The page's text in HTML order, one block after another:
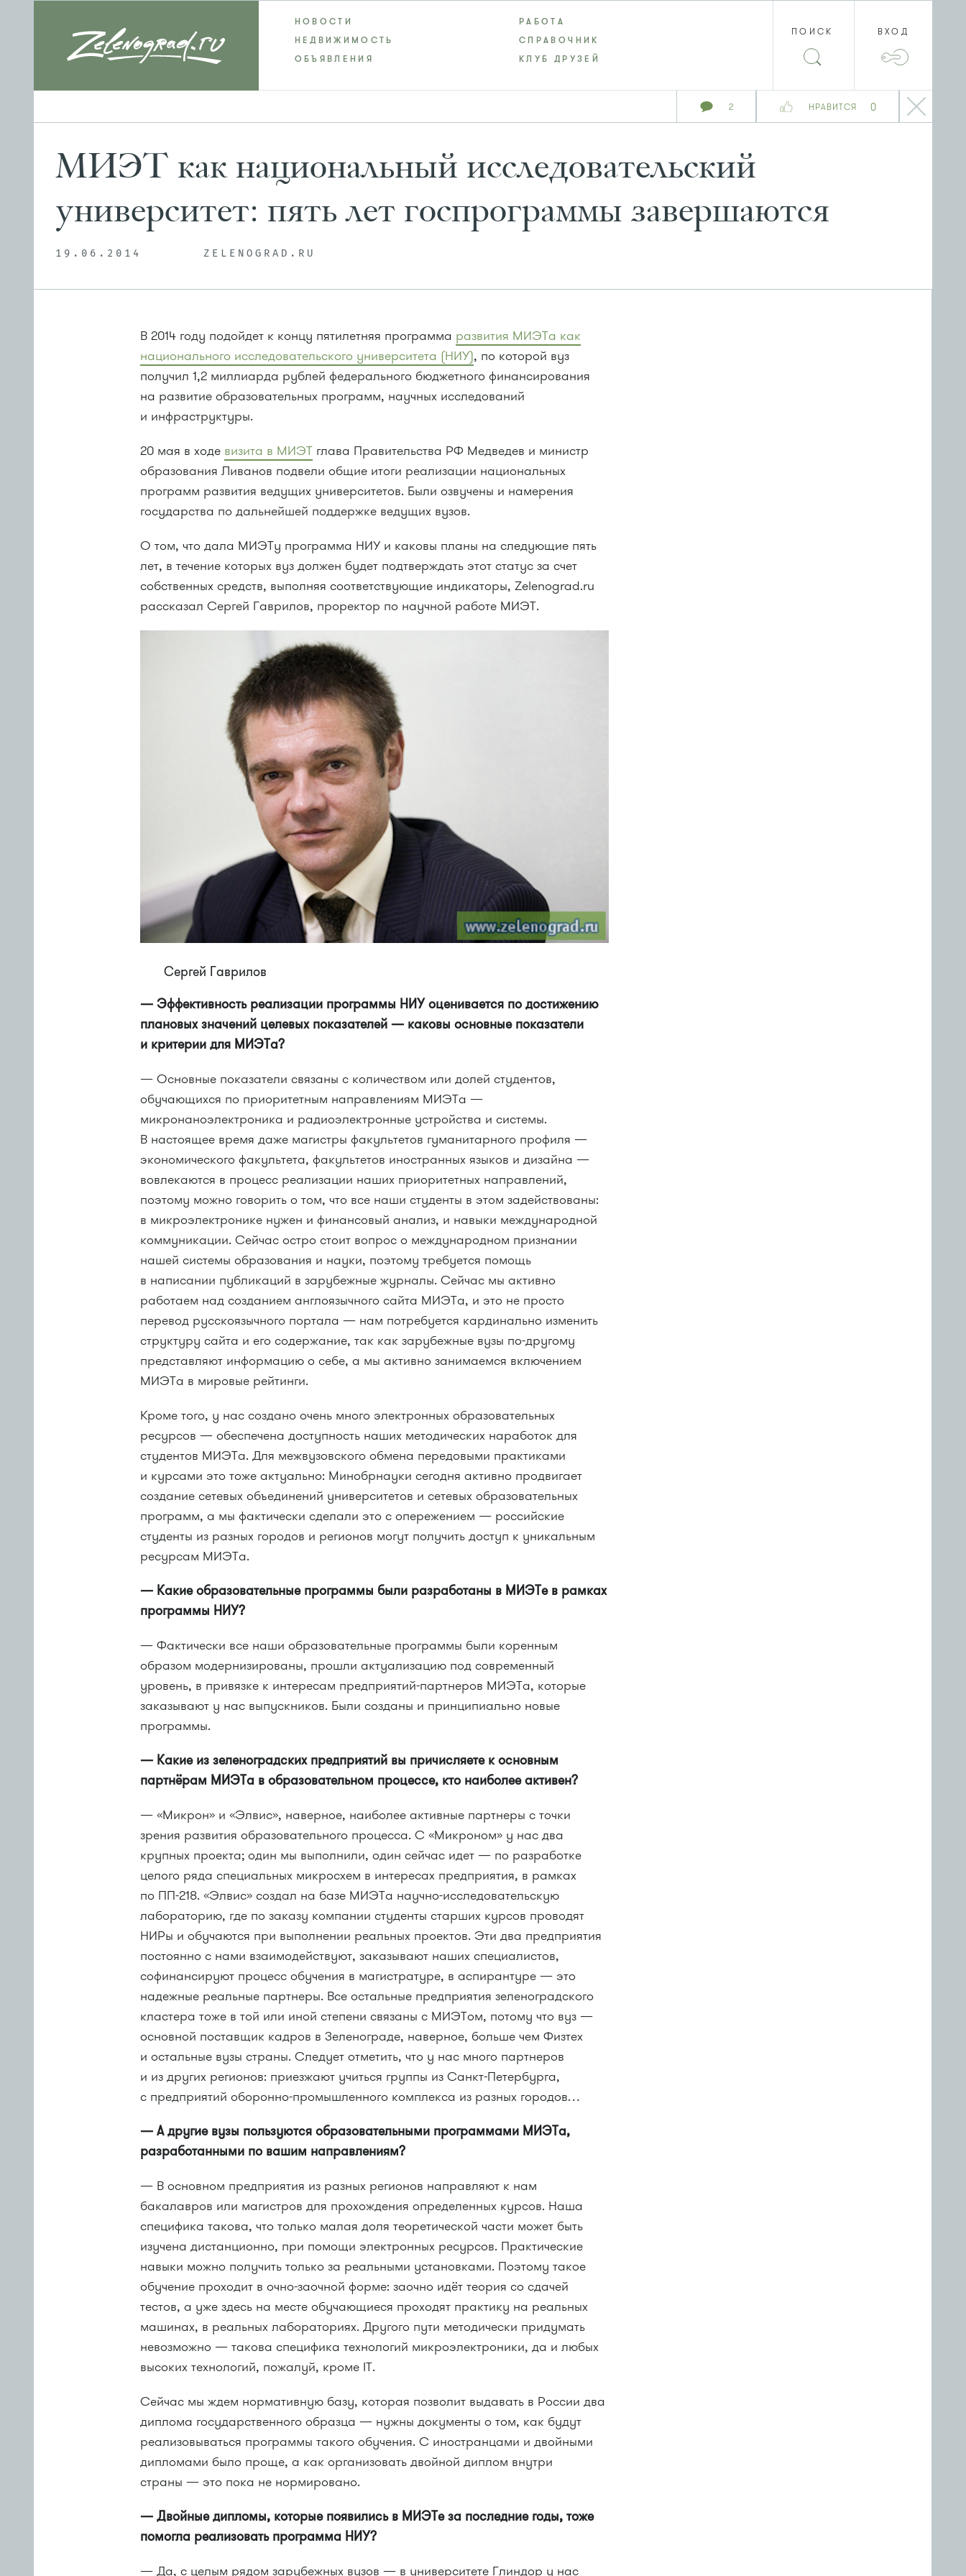
2 НРАВИТСЯ 0
НОВОСТИ
РАБОТА
НЕДВИЖИМОСТЬ
СПРАВОЧНИК
ОБЪЯВЛЕНИЯ
КЛУБ ДРУЗЕЙ
ПОИСК ВХОД
МИЭТ как национальный исследовательский
университет: пять лет госпрограммы завершаются
19.06.2014 ZELENOGRAD.RU
В 2014 году подойдет к концу пятилетняя программа развития МИЭТа как
национального исследовательского университета (НИУ), по которой вуз
получил 1,2 миллиарда рублей федерального бюджетного финансирования
на развитие образовательных программ, научных исследований
и инфраструктуры.
20 мая в ходе визита в МИЭТ глава Правительства РФ Медведев и министр
образования Ливанов подвели общие итоги реализации национальных
программ развития ведущих университетов. Были озвучены и намерения
государства по дальнейшей поддержке ведущих вузов.
О том, что дала МИЭТу программа НИУ и каковы планы на следующие пять
лет, в течение которых вуз должен будет подтверждать этот статус за счет
собственных средств, выполняя соответствующие индикаторы, Zelenograd.ru
рассказал Сергей Гаврилов, проректор по научной работе МИЭТ.
Сергей Гаврилов
— Эффективность реализации программы НИУ оценивается по достижению
плановых значений целевых показателей — каковы основные показатели
и критерии для МИЭТа?
— Основные показатели связаны с количеством или долей студентов,
обучающихся по приоритетным направлениям МИЭТа —
микронаноэлектроника и радиоэлектронные устройства и системы.
В настоящее время даже магистры факультетов гуманитарного профиля —
экономического факультета, факультетов иностранных языков и дизайна —
вовлекаются в процесс реализации наших приоритетных направлений,
поэтому можно говорить о том, что все наши студенты в этом задействованы:
в микроэлектронике нужен и финансовый анализ, и навыки международной
коммуникации. Сейчас остро стоит вопрос о международном признании
нашей системы образования и науки, поэтому требуется помощь
в написании публикаций в зарубежные журналы. Сейчас мы активно
работаем над созданием англоязычного сайта МИЭТа, и это не просто
перевод русскоязычного портала — нам потребуется кардинально изменить
структуру сайта и его содержание, так как зарубежные вузы по-другому
представляют информацию о себе, а мы активно занимаемся включением
МИЭТа в мировые рейтинги.
Кроме того, у нас создано очень много электронных образовательных
ресурсов — обеспечена доступность наших методических наработок для
студентов МИЭТа. Для межвузовского обмена передовыми практиками
и курсами это тоже актуально: Минобрнауки сегодня активно продвигает
создание сетевых объединений университетов и сетевых образовательных
программ, а мы фактически сделали это с опережением — российские
студенты из разных городов и регионов могут получить доступ к уникальным
ресурсам МИЭТа.
— Какие образовательные программы были разработаны в МИЭТе в рамках
программы НИУ?
— Фактически все наши образовательные программы были коренным
образом модернизированы, прошли актуализацию под современный
уровень, в привязке к интересам предприятий-партнеров МИЭТа, которые
заказывают у нас выпускников. Были созданы и принципиально новые
программы.
— Какие из зеленоградских предприятий вы причисляете к основным
партнёрам МИЭТа в образовательном процессе, кто наиболее активен?
— «Микрон» и «Элвис», наверное, наиболее активные партнеры с точки
зрения развития образовательного процесса. С «Микроном» у нас два
крупных проекта; один мы выполнили, один сейчас идет — по разработке
целого ряда специальных микросхем в интересах предприятия, в рамках
по ПП-218. «Элвис» создал на базе МИЭТа научно-исследовательскую
лабораторию, где по заказу компании студенты старших курсов проводят
НИРы и обучаются при выполнении реальных проектов. Эти два предприятия
постоянно с нами взаимодействуют, заказывают наших специалистов,
софинансируют процесс обучения в магистратуре, в аспирантуре — это
надежные реальные партнеры. Все остальные предприятия зеленоградского
кластера тоже в той или иной степени связаны с МИЭТом, потому что вуз —
основной поставщик кадров в Зеленограде, наверное, больше чем Физтех
и остальные вузы страны. Следует отметить, что у нас много партнеров
и из других регионов: приезжают учиться группы из Санкт-Петербурга,
с предприятий оборонно-промышленного комплекса из разных городов…
— А другие вузы пользуются образовательными программами МИЭТа,
разработанными по вашим направлениям?
— В основном предприятия из разных регионов направляют к нам
бакалавров или магистров для прохождения определенных курсов. Наша
специфика такова, что только малая доля теоретической части может быть
изучена дистанционно, при помощи электронных ресурсов. Практические
навыки можно получить только за реальными установками. Поэтому такое
обучение проходит в очно-заочной форме: заочно идёт теория со сдачей
тестов, а уже здесь на месте обучающиеся проходят практику на реальных
машинах, в реальных лабораториях. Другого пути методически придумать
невозможно — такова специфика технологий микроэлектроники, да и любых
высоких технологий, пожалуй, кроме IT.
Сейчас мы ждем нормативную базу, которая позволит выдавать в России два
диплома государственного образца — нужны документы о том, как будут
реализовываться программы такого обучения. С иностранцами и двойными
дипломами было проще, а как организовать двойной диплом внутри
страны — это пока не нормировано.
— Двойные дипломы, которые появились в МИЭТе за последние годы, тоже
помогла реализовать программа НИУ?
— Да, с целым рядом зарубежных вузов — в университете Глиндор у нас